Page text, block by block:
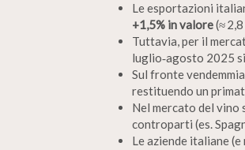
Le esportazioni
+1,5% in valore(≈
Tuttavia, per il
luglio‑agosto 2025
Sul fronte
restituendo un
Nel mercato del vino
controparti (es.
Le aziende italiane